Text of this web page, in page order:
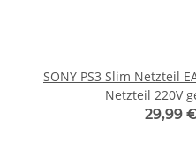
SONY PS3 Slim Netzteil
Netzteil 220V
29,99